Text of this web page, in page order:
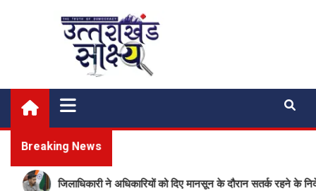
Uttarakhand Shakshya
My News Portal
Breaking News
जिलाधिकारी ने अधिकारियों को दिए मानसून के दौरान सतर्क रहने के निर्देश